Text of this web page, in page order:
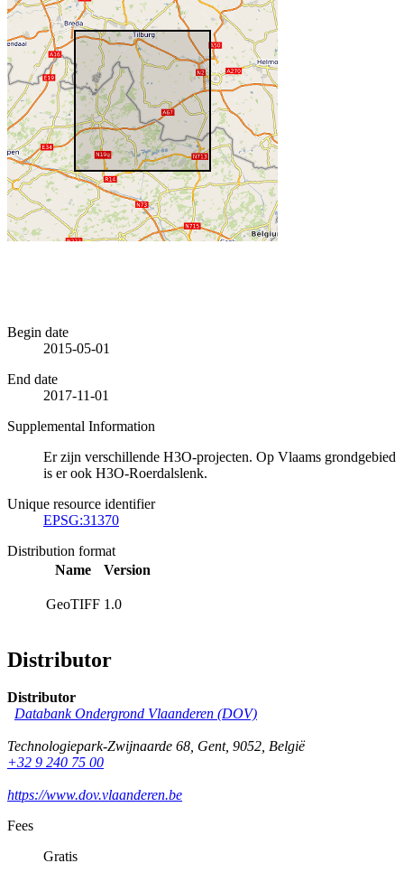
Begin date
2015-05-01
End date
2017-11-01
Supplemental Information
Er zijn verschillende H3O-projecten. Op Vlaams grondgebied
is er ook H3O-Roerdalslenk.
Unique resource identifier
EPSG:31370
Distribution format
Name
Version
GeoTIFF 1.0
Distributor
Distributor
Databank Ondergrond Vlaanderen (DOV)
Technologiepark-Zwijnaarde 68, Gent, 9052, België
+32 9 240 75 00
https://www.dov.vlaanderen.be
Fees
Gratis